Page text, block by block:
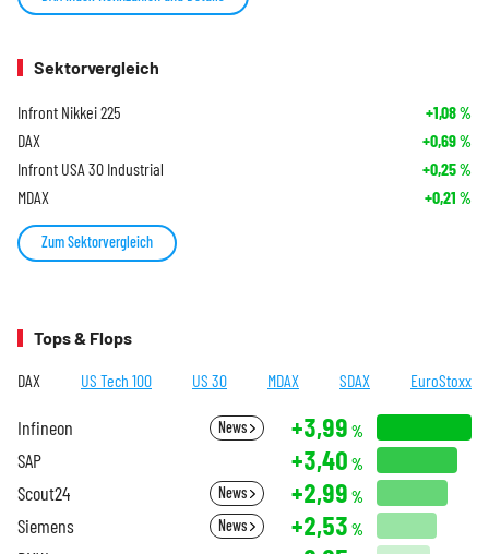
Sektorvergleich
Infront Nikkei 225 +1,08%
DAX +0,69%
Infront USA 30 Industrial +0,25%
MDAX +0,21 %
Zum Sektorvergleich
Tops & Flops
DAX US Tech 100 US 30 MDAX SDAX EuroStoxx
Infineon News +3,99 %
SAP +3,40 %
Scout24 News +2,99 %
Siemens News +2,53 %